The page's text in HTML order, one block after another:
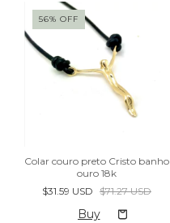
56% OFF
Colar couro preto Cristo banho
ouro 18k
$31.59 USD $71.27 USD